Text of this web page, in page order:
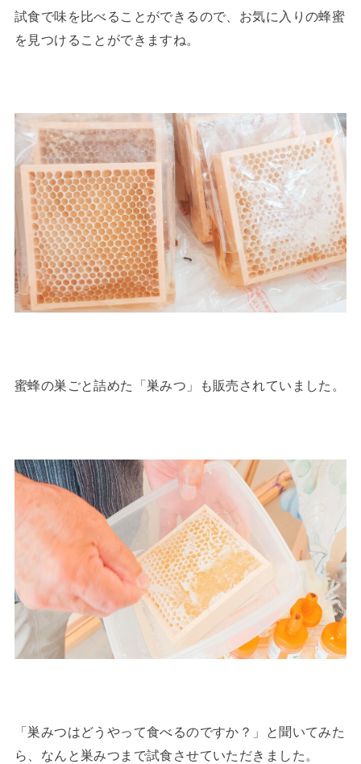
試食で味を比べることができるので、お気に入りの蜂蜜
を見つけることができますね。
蜜蜂の巣ごと詰めた「巣みつ」も販売されていました。
「巣みつはどうやって食べるのですか？」と聞いてみた
ら、なんと巣みつまで試食させていただきました。